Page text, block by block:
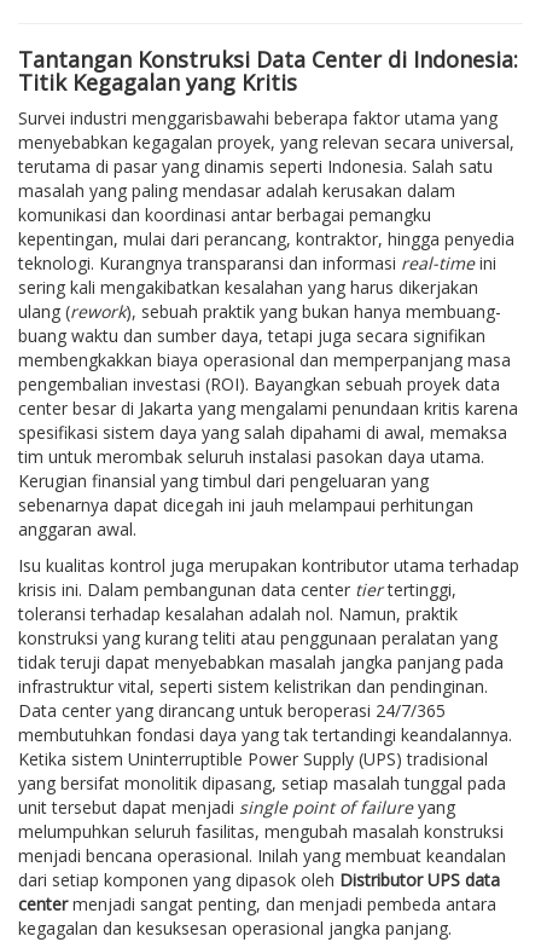
Tantangan Konstruksi Data Center di Indonesia:
Titik Kegagalan yang Kritis
Survei industri menggarisbawahi beberapa faktor utama yang
menyebabkan kegagalan proyek, yang relevan secara universal,
terutama di pasar yang dinamis seperti Indonesia. Salah satu
masalah yang paling mendasar adalah kerusakan dalam
komunikasi dan koordinasi antar berbagai pemangku
kepentingan, mulai dari perancang, kontraktor, hingga penyedia
teknologi. Kurangnya transparansi dan informasi real-timeini
sering kali mengakibatkan kesalahan yang harus dikerjakan
ulang (rework), sebuah praktik yang bukan hanya membuang-
buang waktu dan sumber daya, tetapi juga secara signifikan
membengkakkan biaya operasional dan memperpanjang masa
pengembalian investasi (ROI). Bayangkan sebuah proyek data
center besar di Jakarta yang mengalami penundaan kritis karena
spesifikasi sistem daya yang salah dipahami di awal, memaksa
tim untuk merombak seluruh instalasi pasokan daya utama.
Kerugian finansial yang timbul dari pengeluaran yang
sebenarnya dapat dicegah ini jauh melampaui perhitungan
anggaran awal.
Isu kualitas kontrol juga merupakan kontributor utama terhadap
krisis ini. Dalam pembangunan data center tiertertinggi,
toleransi terhadap kesalahan adalah nol. Namun, praktik
konstruksi yang kurang teliti atau penggunaan peralatan yang
tidak teruji dapat menyebabkan masalah jangka panjang pada
infrastruktur vital, seperti sistem kelistrikan dan pendinginan.
Data center yang dirancang untuk beroperasi 24/7/365
membutuhkan fondasi daya yang tak tertandingi keandalannya.
Ketika sistem Uninterruptible Power Supply (UPS) tradisional
yang bersifat monolitik dipasang, setiap masalah tunggal pada
unit tersebut dapat menjadi single point of failureyang
melumpuhkan seluruh fasilitas, mengubah masalah konstruksi
menjadi bencana operasional. Inilah yang membuat keandalan
dari setiap komponen yang dipasok oleh Distributor UPS data
centermenjadi sangat penting, dan menjadi pembeda antara
kegagalan dan kesuksesan operasional jangka panjang.